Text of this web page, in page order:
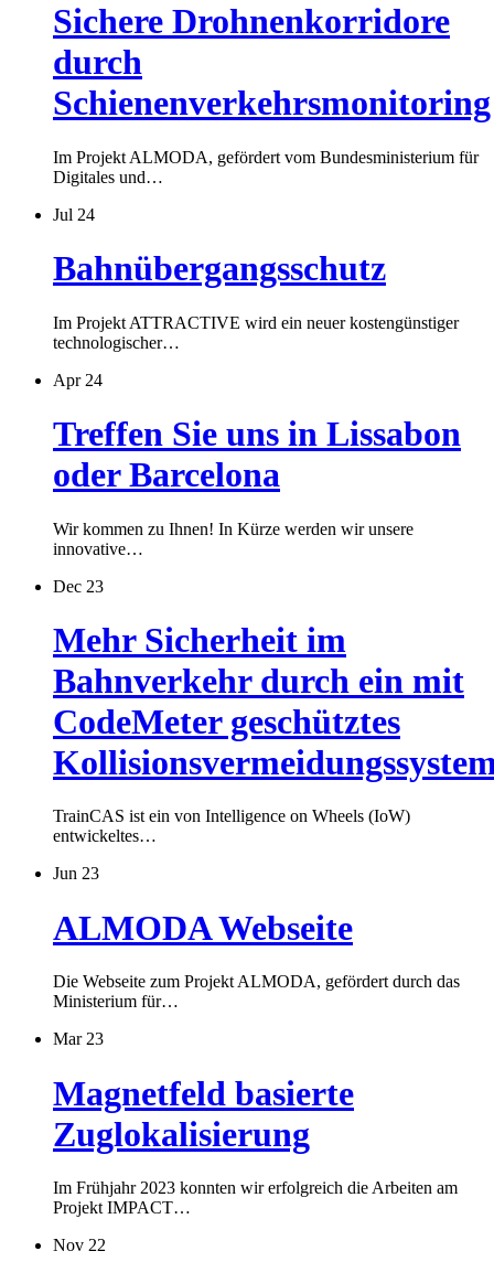
Sichere Drohnenkorridore
durch
Schienenverkehrsmonitoring
Im Projekt ALMODA, gefördert vom Bundesministerium für
Digitales und…
Jul 24
Bahnübergangsschutz
Im Projekt ATTRACTIVE wird ein neuer kostengünstiger
technologischer…
Apr 24
Treffen Sie uns in Lissabon
oder Barcelona
Wir kommen zu Ihnen! In Kürze werden wir unsere
innovative…
Dec 23
Mehr Sicherheit im
Bahnverkehr durch ein mit
CodeMeter geschütztes
TrainCAS ist ein von Intelligence on Wheels (IoW)
entwickeltes…
Jun 23
ALMODA Webseite
Die Webseite zum Projekt ALMODA, gefördert durch das
Ministerium für…
Mar 23
Magnetfeld basierte
Zuglokalisierung
Im Frühjahr 2023 konnten wir erfolgreich die Arbeiten am
Projekt IMPACT…
Nov 22